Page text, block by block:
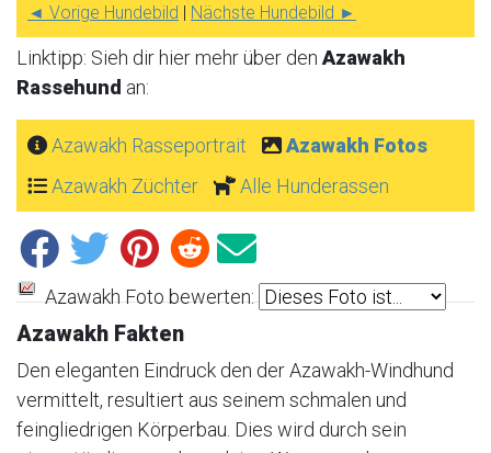
◄ Vorige Hundebild | Nächste Hundebild ►
Linktipp: Sieh dir hier mehr über den Azawakh
Rassehund an:
Azawakh Rasseportrait
Azawakh Fotos
Azawakh Züchter
Alle Hunderassen
Azawakh Foto bewerten:
Azawakh Fakten
Den eleganten Eindruck den der Azawakh-Windhund
vermittelt, resultiert aus seinem schmalen und
feingliedrigen Körperbau. Dies wird durch sein